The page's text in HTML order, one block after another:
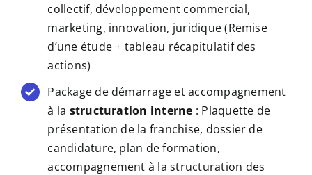
collectif, développement commercial,
marketing, innovation, juridique (Remise
d’une étude + tableau récapitulatif des
actions)
Package de démarrage et accompagnement
à la structuration interne : Plaquette de
présentation de la franchise, dossier de
candidature, plan de formation,
accompagnement à la structuration des